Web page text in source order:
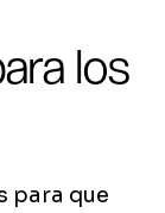
los
para que